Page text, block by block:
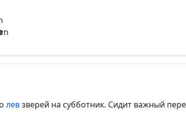
левзверей на субботник. Сидит важный